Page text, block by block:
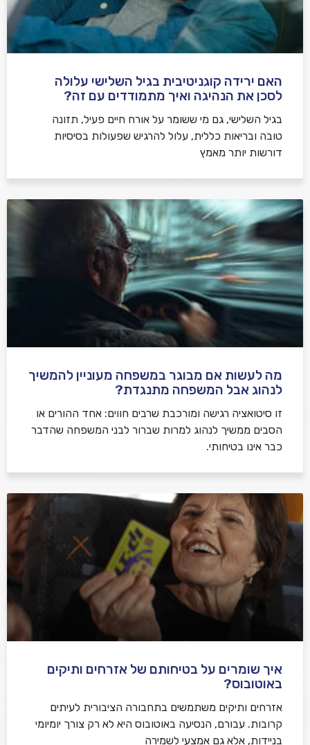
האם ירידה קוגניטיבית בגיל השלישי עלולה
לסכן את הנהיגה ואיך מתמודדים עם זה?
בגיל השלישי, גם מי ששומר על אורח חיים פעיל, תזונה
טובה ובריאות כללית, עלול להרגיש שפעולות בסיסיות
דורשות יותר מאמץ
מה לעשות אם מבוגר במשפחה מעוניין להמשיך
לנהוג אבל המשפחה מתנגדת?
זו סיטואציה רגישה ומורכבת שרבים חווים: אחד ההורים או
הסבים ממשיך לנהוג למרות שברור לבני המשפחה שהדבר
כבר אינו בטיחותי.
איך שומרים על בטיחותם של אזרחים ותיקים
באוטובוס?
אזרחים ותיקים משתמשים בתחבורה הציבורית לעיתים
קרובות. עבורם, הנסיעה באוטובוס היא לא רק צורך יומיומי
בניידות, אלא גם אמצעי לשמירה